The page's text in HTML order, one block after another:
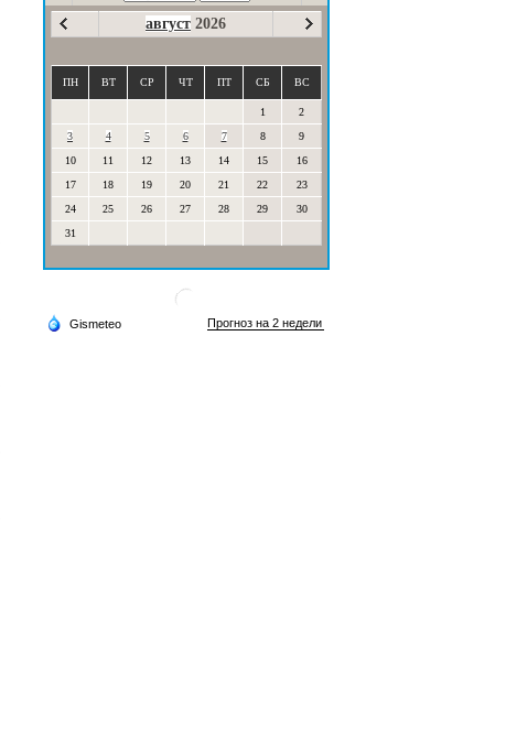
август 2026
ПН ВТ СР ЧТ ПТ СБ ВС
1
2
3
4 5 6 7 8
9
10
11 12 13 14 15
16
17
18 19 20 21 22
23
24
25 26 27 28 29
30
31